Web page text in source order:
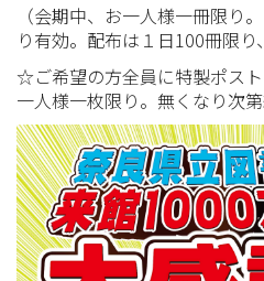
（会期中、お一人様一冊限り
り有効。配布は１日100冊限り
☆ご希望の方全員に特製ポス
一人様一枚限り。無くなり次第